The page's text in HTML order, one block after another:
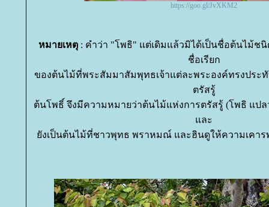
https://goo.gl/JvXKM2
หมายเหตุ : คำว่า "โพธิ" แต่เดิมแล้วมิได้เป็นชื่อต้นไม้ช
ชื่อเรียก
ของต้นไม้ที่พระสัมมาสัมพุทธเจ้าแต่ละพระองค์ทรงประ
ตรัสรู้
ต้นโพธิ์ จึงมีความหมายว่าต้นไม้แห่งการตรัสรู้ (โพธิ แปล
ละ
งเป็นต้นไม้ที่ชาวพุทธ พราหมณ์ และฮินดูให้ความเคา